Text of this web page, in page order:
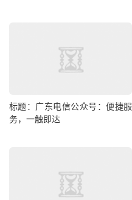
标题：广东电信公众号：便捷服
务，一触即达